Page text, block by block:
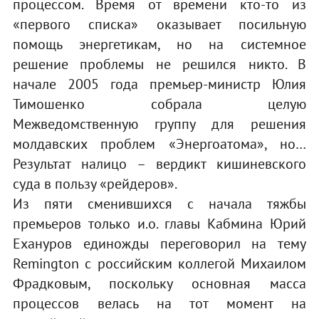
процессом. Время от времени кто-то из
«первого списка» оказывает посильную
помощь энергетикам, но на системное
решение проблемы не решился никто. В
начале 2005 года премьер-министр Юлия
Тимошенко собрала целую
Межведомственную группу для решения
молдавских проблем «Энергоатома», но…
Результат налицо – вердикт кишиневского
суда в пользу «рейдеров».
Из пяти сменившихся с начала тяжбы
премьеров только и.о. главы Кабмина Юрий
Ехануров единожды переговорил на тему
Remington с российским коллегой Михаилом
Фрадковым, поскольку основная масса
процессов велась на тот момент на